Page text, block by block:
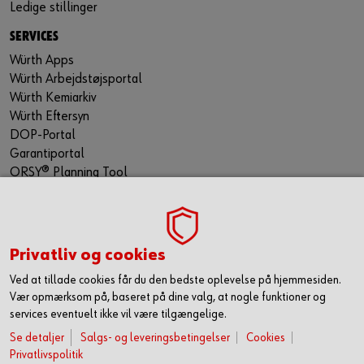
Ledige stillinger
SERVICES
Würth Apps
Würth Arbejdstøjsportal
Würth Kemiarkiv
Würth Eftersyn
DOP-Portal
Garantiportal
ORSY® Planning Tool
Gå ikke glip af nyheder og skarpe tilbud. Hold dig opdateret
via vores nyhedsbrev. Så får du de seneste nyheder, gode
tilbud og kampagner samt tips og tricks direkte i din
mailindbakke.
Du tilmelder dig her
Privatliv og cookies
Ved at tillade cookies får du den bedste oplevelse på hjemmesiden.
Vær opmærksom på, baseret på dine valg, at nogle funktioner og
services eventuelt ikke vil være tilgængelige.
Se detaljer
Salgs- og leveringsbetingelser
Cookies
Privatlivspolitik